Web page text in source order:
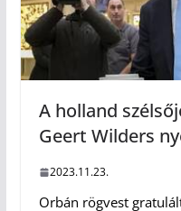
A holland
Geert Wilders
2023.11.23.
Orbán rögvest